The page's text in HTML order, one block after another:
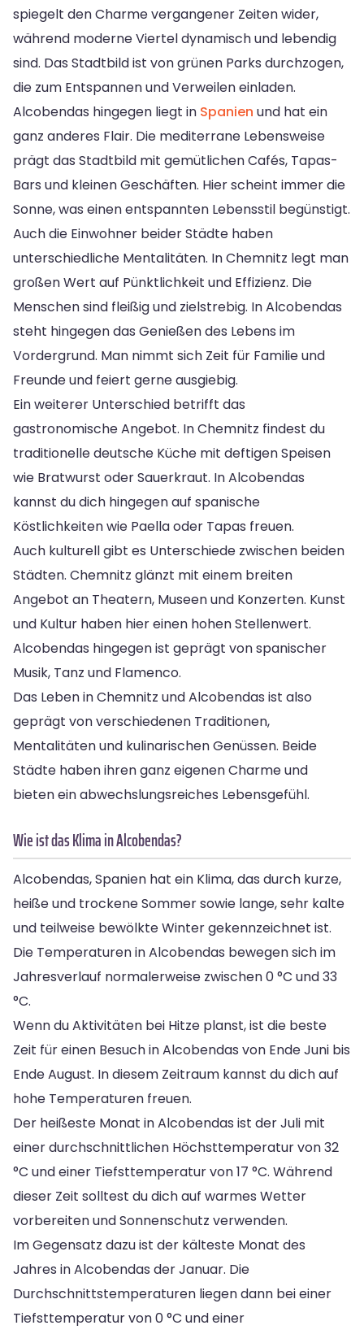
spiegelt den Charme vergangener Zeiten wider,
während moderne Viertel dynamisch und lebendig
sind. Das Stadtbild ist von grünen Parks durchzogen,
die zum Entspannen und Verweilen einladen.
Alcobendas hingegen liegt in Spanien und hat ein
ganz anderes Flair. Die mediterrane Lebensweise
prägt das Stadtbild mit gemütlichen Cafés, Tapas-
Bars und kleinen Geschäften. Hier scheint immer die
Sonne, was einen entspannten Lebensstil begünstigt.
Auch die Einwohner beider Städte haben
unterschiedliche Mentalitäten. In Chemnitz legt man
großen Wert auf Pünktlichkeit und Effizienz. Die
Menschen sind fleißig und zielstrebig. In Alcobendas
steht hingegen das Genießen des Lebens im
Vordergrund. Man nimmt sich Zeit für Familie und
Freunde und feiert gerne ausgiebig.
Ein weiterer Unterschied betrifft das
gastronomische Angebot. In Chemnitz findest du
traditionelle deutsche Küche mit deftigen Speisen
wie Bratwurst oder Sauerkraut. In Alcobendas
kannst du dich hingegen auf spanische
Köstlichkeiten wie Paella oder Tapas freuen.
Auch kulturell gibt es Unterschiede zwischen beiden
Städten. Chemnitz glänzt mit einem breiten
Angebot an Theatern, Museen und Konzerten. Kunst
und Kultur haben hier einen hohen Stellenwert.
Alcobendas hingegen ist geprägt von spanischer
Musik, Tanz und Flamenco.
Das Leben in Chemnitz und Alcobendas ist also
geprägt von verschiedenen Traditionen,
Mentalitäten und kulinarischen Genüssen. Beide
Städte haben ihren ganz eigenen Charme und
bieten ein abwechslungsreiches Lebensgefühl.
Wie ist das Klima in Alcobendas?
Alcobendas, Spanien hat ein Klima, das durch kurze,
heiße und trockene Sommer sowie lange, sehr kalte
und teilweise bewölkte Winter gekennzeichnet ist.
Die Temperaturen in Alcobendas bewegen sich im
Jahresverlauf normalerweise zwischen 0 °C und 33
°C.
Wenn du Aktivitäten bei Hitze planst, ist die beste
Zeit für einen Besuch in Alcobendas von Ende Juni bis
Ende August. In diesem Zeitraum kannst du dich auf
hohe Temperaturen freuen.
Der heißeste Monat in Alcobendas ist der Juli mit
einer durchschnittlichen Höchsttemperatur von 32
°C und einer Tiefsttemperatur von 17 °C. Während
dieser Zeit solltest du dich auf warmes Wetter
vorbereiten und Sonnenschutz verwenden.
Im Gegensatz dazu ist der kälteste Monat des
Jahres in Alcobendas der Januar. Die
Durchschnittstemperaturen liegen dann bei einer
Tiefsttemperatur von 0 °C und einer